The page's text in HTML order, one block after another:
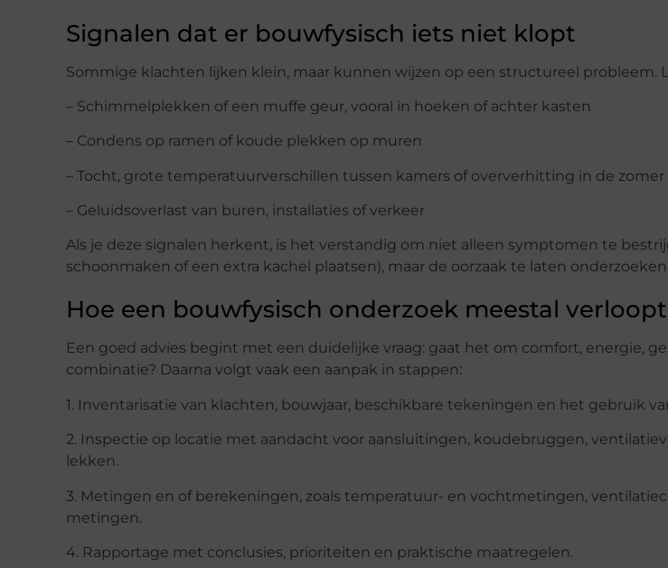
Signalen dat er bouwfysisch iets niet klopt
Sommige klachten lijken klein, maar kunnen wijzen op een structureel probleem.
– Schimmelplekken of een muffe geur, vooral in hoeken of achter kasten
– Condens op ramen of koude plekken op muren
– Tocht, grote temperatuurverschillen tussen kamers of oververhitting in de zomer
– Geluidsoverlast van buren, installaties of verkeer
Als je deze signalen herkent, is het verstandig om niet alleen symptomen te
schoonmaken of een extra kachel plaatsen), maar de oorzaak te laten onderzoeken.
Hoe een bouwfysisch onderzoek meestal verloopt
Een goed advies begint met een duidelijke vraag: gaat het om comfort, energie,
combinatie? Daarna volgt vaak een aanpak in stappen:
1. Inventarisatie van klachten, bouwjaar, beschikbare tekeningen en het gebruik
2. Inspectie op locatie met aandacht voor aansluitingen, koudebruggen,
lekken.
3. Metingen en of berekeningen, zoals temperatuur- en vochtmetingen,
metingen.
4. Rapportage met conclusies, prioriteiten en praktische maatregelen.